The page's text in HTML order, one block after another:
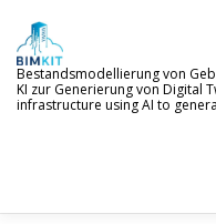
Inhalt
springen
Bestandsmodellierung von
KI zur Generierung von Digital
infrastructure using AI to